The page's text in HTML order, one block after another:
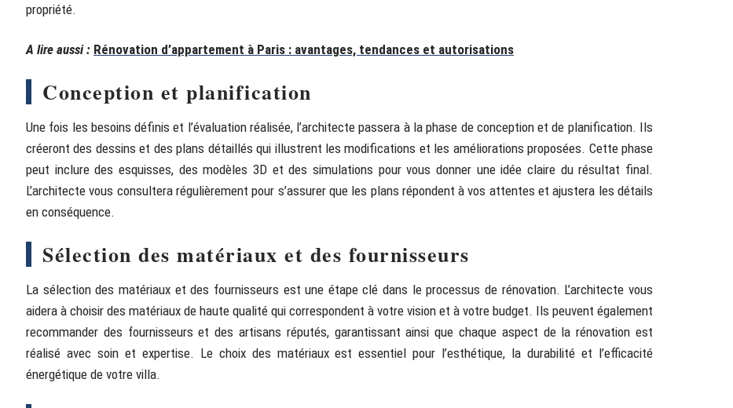
propriété.
A lire aussi : Rénovation d’appartement à Paris : avantages, tendances et autorisations
Conception et planification
Une fois les besoins définis et l’évaluation réalisée, l’architecte passera à la phase de conception et de planification. Ils
créeront des dessins et des plans détaillés qui illustrent les modifications et les améliorations proposées. Cette phase
peut inclure des esquisses, des modèles 3D et des simulations pour vous donner une idée claire du résultat final.
L’architecte vous consultera régulièrement pour s’assurer que les plans répondent à vos attentes et ajustera les détails
en conséquence.
Sélection des matériaux et des fournisseurs
La sélection des matériaux et des fournisseurs est une étape clé dans le processus de rénovation. L’architecte vous
aidera à choisir des matériaux de haute qualité qui correspondent à votre vision et à votre budget. Ils peuvent également
recommander des fournisseurs et des artisans réputés, garantissant ainsi que chaque aspect de la rénovation est
réalisé avec soin et expertise. Le choix des matériaux est essentiel pour l’esthétique, la durabilité et l’efficacité
énergétique de votre villa.